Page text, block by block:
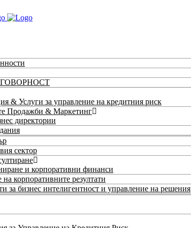
& Услуги за управление на кредитния риск
Продажби & Маркетинг
директории
сектор
и корпоративни финанси
корпоративните резултати
за бизнес интелигентност и управление на решения